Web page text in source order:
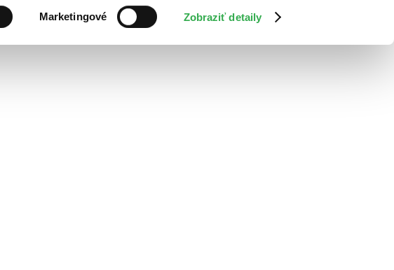
Marketingové Zobraziť detaily